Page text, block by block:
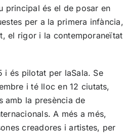
principal és el de posar en
per a la primera infància,
el rigor i la contemporaneïtat
i és pilotat per laSala. Se
i té lloc en 12 ciutats,
amb la presència de
A més a més,
creadores i artistes, per